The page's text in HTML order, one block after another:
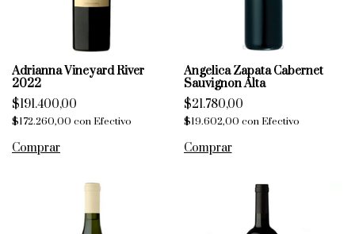
Adrianna Vineyard River
2022
$191.400,00
$172.260,00 conEfectivo
Angelica Zapata Cabernet
Sauvignon Alta
$21.780,00
$19.602,00 con Efectivo